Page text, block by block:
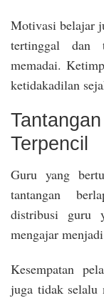
Motivasi belajar
tertinggal dan
memadai.
ketidakadilan
Terpencil
Guru yang
tantangan
distribusi guru
mengajar
Kesempatan
juga tidak selalu